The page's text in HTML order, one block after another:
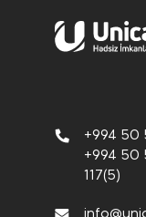
+994 50
+994 50
117(5)